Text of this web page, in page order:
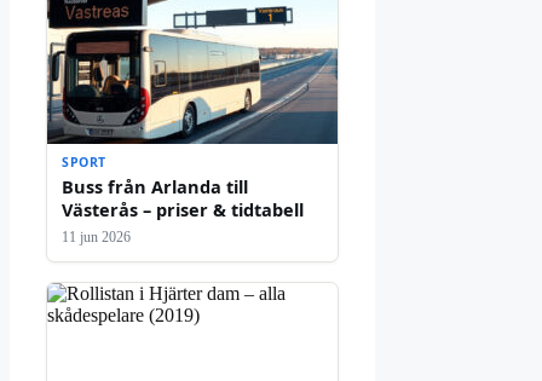
SPORT
Buss från Arlanda till
Västerås – priser & tidtabell
11 jun 2026